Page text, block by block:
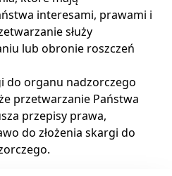
interesami, prawami i
służy
lub obronie roszczeń
do organu nadzorczego
przetwarzanie Państwa
przepisy prawa,
do złożenia skargi do